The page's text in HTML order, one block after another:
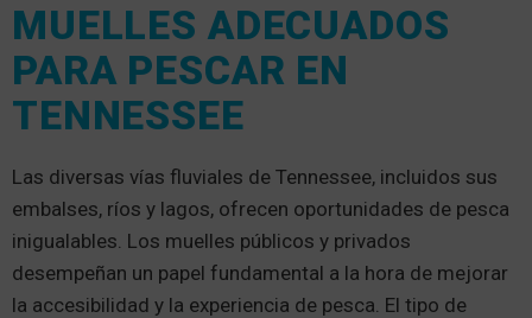
MUELLES ADECUADOS
PARA PESCAR EN
TENNESSEE
Las diversas vías fluviales de Tennessee, incluidos sus
embalses, ríos y lagos, ofrecen oportunidades de pesca
inigualables. Los muelles públicos y privados
desempeñan un papel fundamental a la hora de mejorar
la accesibilidad y la experiencia de pesca. El tipo de